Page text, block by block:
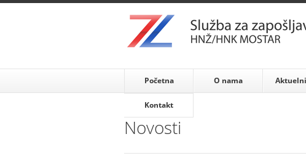
Početna O nama
Kontakt
Novosti